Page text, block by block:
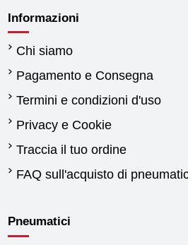
Informazioni
Chi siamo
Pagamento e Consegna
Termini e condizioni d'uso
Privacy e Cookie
Traccia il tuo ordine
FAQ sull'acquisto di
Pneumatici